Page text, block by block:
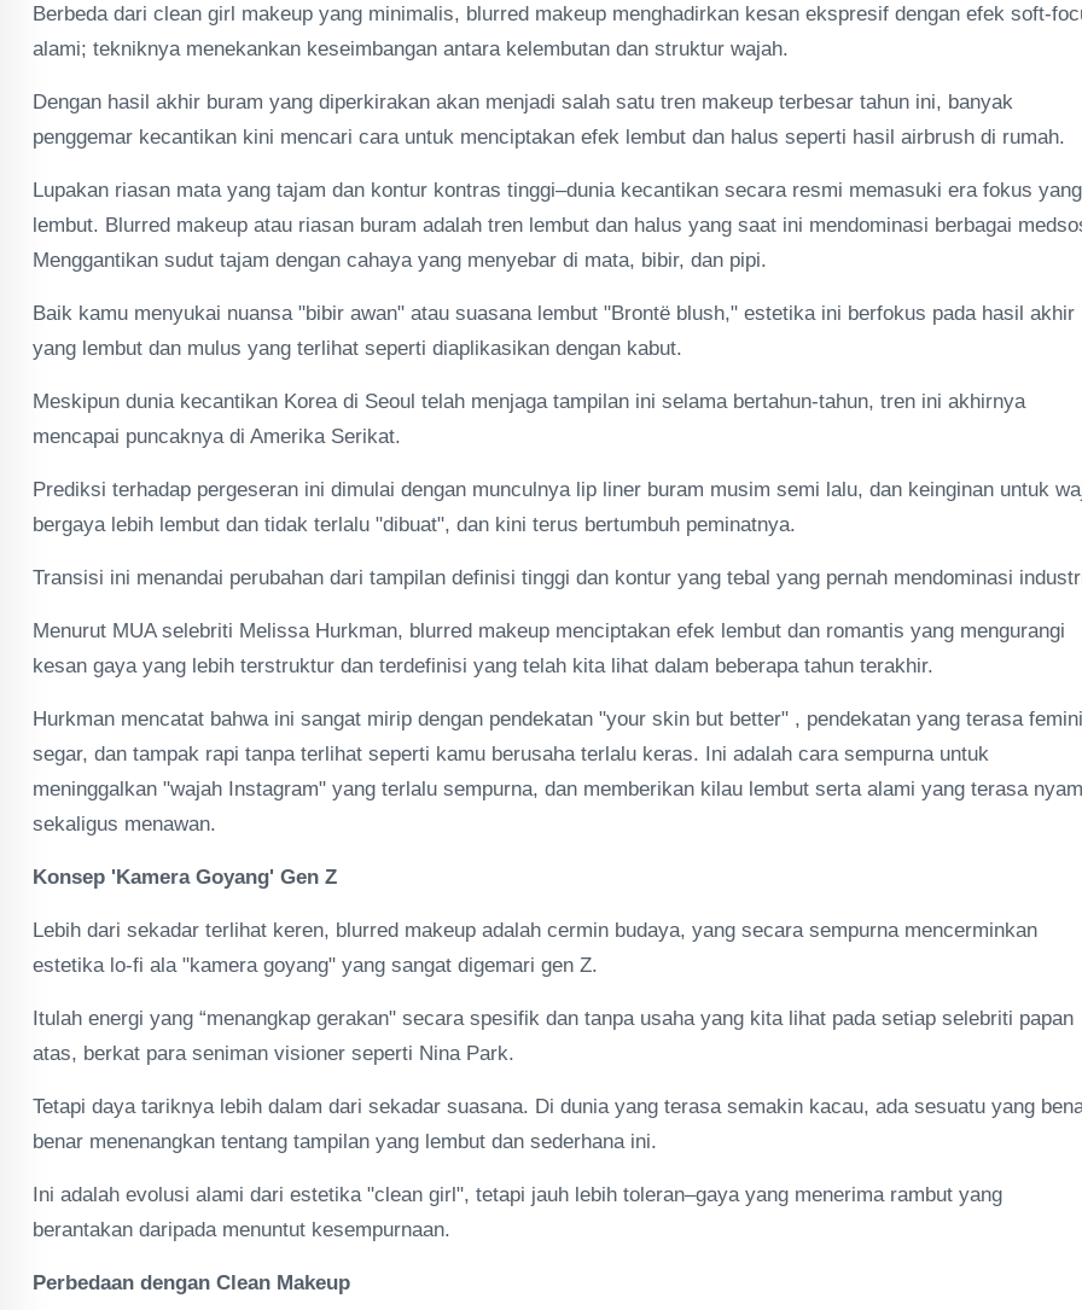
Berbeda dari clean girl makeup yang minimalis, blurred makeup menghadirkan kesan ekspresif dengan efek soft-
alami; tekniknya menekankan keseimbangan antara kelembutan dan struktur wajah.
Dengan hasil akhir buram yang diperkirakan akan menjadi salah satu tren makeup terbesar tahun ini, banyak
penggemar kecantikan kini mencari cara untuk menciptakan efek lembut dan halus seperti hasil airbrush di rumah.
Lupakan riasan mata yang tajam dan kontur kontras tinggi–dunia kecantikan secara resmi memasuki era fokus yang
lembut. Blurred makeup atau riasan buram adalah tren lembut dan halus yang saat ini mendominasi berbagai
Menggantikan sudut tajam dengan cahaya yang menyebar di mata, bibir, dan pipi.
Baik kamu menyukai nuansa "bibir awan" atau suasana lembut "Brontë blush," estetika ini berfokus pada hasil akhir
yang lembut dan mulus yang terlihat seperti diaplikasikan dengan kabut.
Meskipun dunia kecantikan Korea di Seoul telah menjaga tampilan ini selama bertahun-tahun, tren ini akhirnya
mencapai puncaknya di Amerika Serikat.
Prediksi terhadap pergeseran ini dimulai dengan munculnya lip liner buram musim semi lalu, dan keinginan untuk
bergaya lebih lembut dan tidak terlalu "dibuat", dan kini terus bertumbuh peminatnya.
Transisi ini menandai perubahan dari tampilan definisi tinggi dan kontur yang tebal yang pernah mendominasi
Menurut MUA selebriti Melissa Hurkman, blurred makeup menciptakan efek lembut dan romantis yang mengurangi
kesan gaya yang lebih terstruktur dan terdefinisi yang telah kita lihat dalam beberapa tahun terakhir.
Hurkman mencatat bahwa ini sangat mirip dengan pendekatan "your skin but better" , pendekatan yang terasa
segar, dan tampak rapi tanpa terlihat seperti kamu berusaha terlalu keras. Ini adalah cara sempurna untuk
meninggalkan "wajah Instagram" yang terlalu sempurna, dan memberikan kilau lembut serta alami yang terasa
sekaligus menawan.
Konsep 'Kamera Goyang' Gen Z
Lebih dari sekadar terlihat keren, blurred makeup adalah cermin budaya, yang secara sempurna mencerminkan
estetika lo-fi ala "kamera goyang" yang sangat digemari gen Z.
Itulah energi yang “menangkap gerakan" secara spesifik dan tanpa usaha yang kita lihat pada setiap selebriti papan
atas, berkat para seniman visioner seperti Nina Park.
Tetapi daya tariknya lebih dalam dari sekadar suasana. Di dunia yang terasa semakin kacau, ada sesuatu yang
benar menenangkan tentang tampilan yang lembut dan sederhana ini.
Ini adalah evolusi alami dari estetika "clean girl", tetapi jauh lebih toleran–gaya yang menerima rambut yang
berantakan daripada menuntut kesempurnaan.
Perbedaan dengan Clean Makeup